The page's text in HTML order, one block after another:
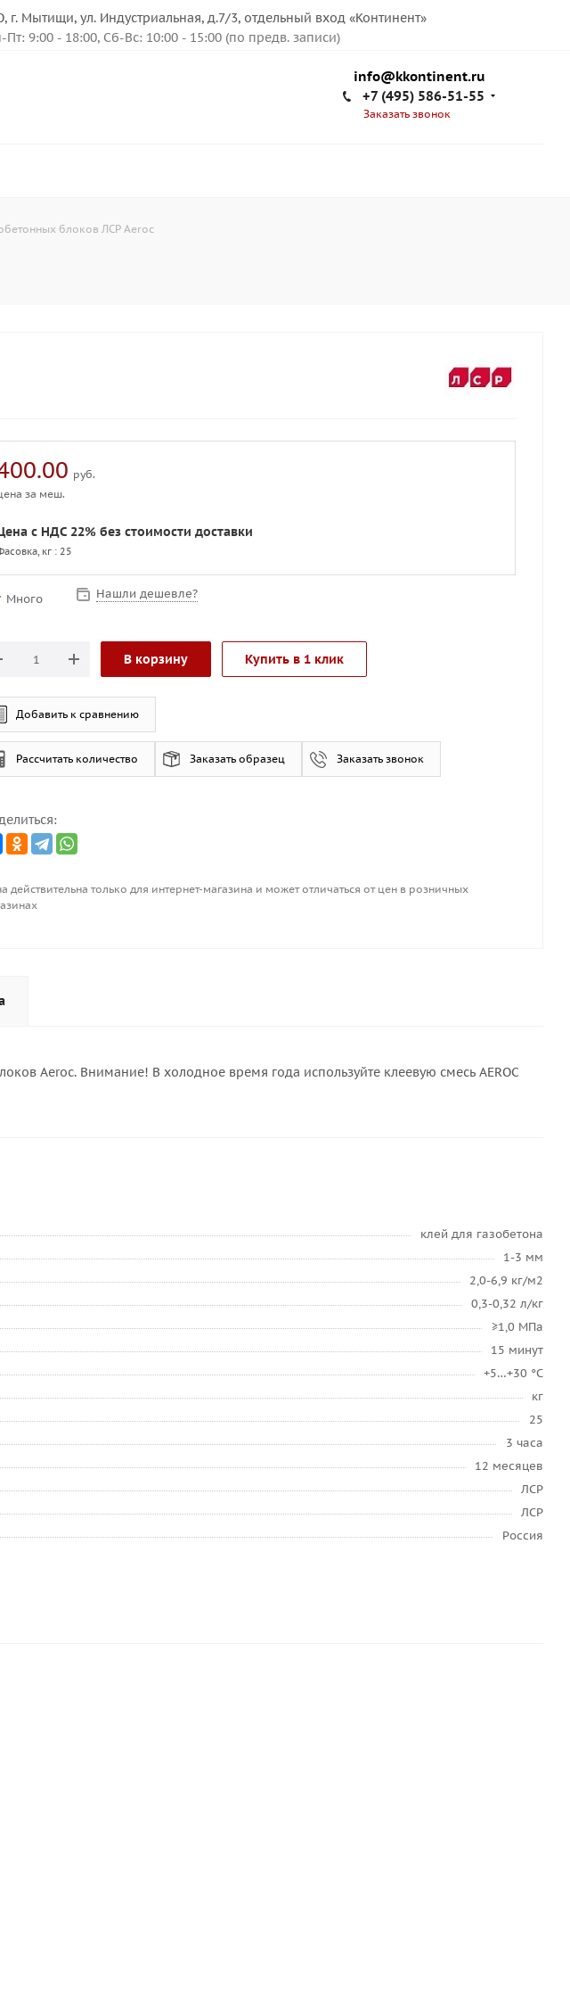
г. Мытищи, ул. Индустриальная, д.7/3, отдельный вход «Континент»
Пт: 9:00 - 18:00, Сб-Вс: 10:00 - 15:00 (по предв. записи)
info@kkontinent.ru
+7 (495) 586-51-55
Заказать звонок
блоков ЛСР Aeroc
руб.
за меш.
с НДС 22% без стоимости доставки
кг : 25
Много Нашли дешевле?
В корзину Купить в 1 клик
Добавить к сравнению
Рассчитать количество Заказать образец Заказать звонок
действительна только для интернет-магазина и может отличаться от цен в розничных
Aeroc. Внимание! В холодное время года используйте клеевую смесь AEROC
клей для газобетона
1-3 мм
2,0-6,9 кг/м2
0,3-0,32 л/кг
≥1,0 МПа
15 минут
+5…+30 °C
кг
25
3 часа
12 месяцев
ЛСР
ЛСР
Россия